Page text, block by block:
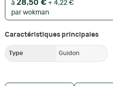
à 28,50 € + 4,22 €
par wokman
Caractéristiques principales
Type Guidon